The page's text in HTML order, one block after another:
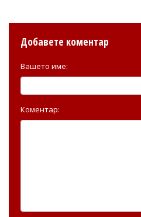
Добавете коментар
Вашето име:
Коментар: